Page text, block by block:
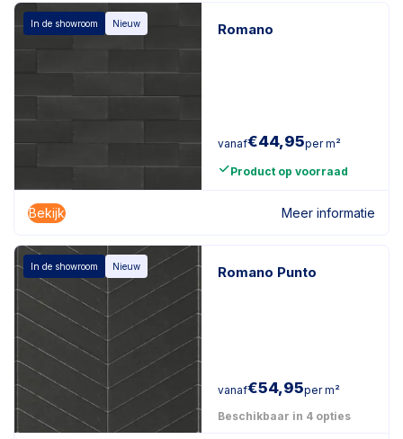
In de showroom Nieuw Romano
vanaf€44,95per m²
Product op voorraad
Bekijk Meer informatie
In de showroom Nieuw Romano Punto
vanaf€54,95per m²
Beschikbaar in 4 opties